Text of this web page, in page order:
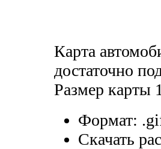
Карта
достаточно
Размер карты
Формат:
Скачать